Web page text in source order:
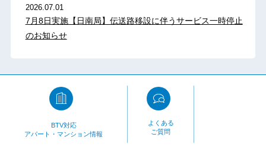
2026.07.01
7月8日実施【日南局】伝送路移設に伴うサービス一時停止
のお知らせ
BTV対応
アパート・マンション情報
よくある
ご質問